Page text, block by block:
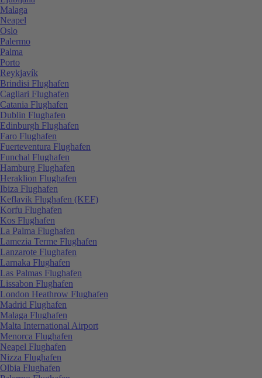
Malaga
Neapel
Oslo
Palermo
Palma
Porto
Reykjavík
Brindisi Flughafen
Cagliari Flughafen
Catania Flughafen
Dublin Flughafen
Edinburgh Flughafen
Faro Flughafen
Fuerteventura Flughafen
Funchal Flughafen
Hamburg Flughafen
Heraklion Flughafen
Ibiza Flughafen
Keflavik Flughafen (KEF)
Korfu Flughafen
Kos Flughafen
La Palma Flughafen
Lamezia Terme Flughafen
Lanzarote Flughafen
Larnaka Flughafen
Las Palmas Flughafen
Lissabon Flughafen
London Heathrow Flughafen
Madrid Flughafen
Malaga Flughafen
Malta International Airport
Menorca Flughafen
Neapel Flughafen
Nizza Flughafen
Olbia Flughafen